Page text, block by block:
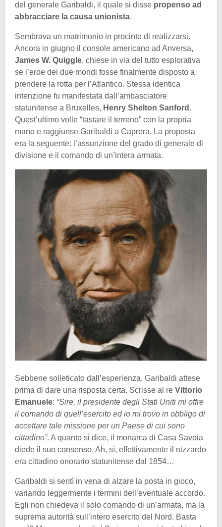
del generale Garibaldi, il quale si disse propenso ad
abbracciare la causa unionista.
Sembrava un matrimonio in procinto di realizzarsi.
Ancora in giugno il console americano ad Anversa,
James W. Quiggle, chiese in via del tutto esplorativa
se l’eroe dei due mondi fosse finalmente disposto a
prendere la rotta per l’Atlantico. Stessa identica
intenzione fu manifestata dall’ambasciatore
statunitense a Bruxelles, Henry Shelton Sanford .
Quest’ultimo volle “tastare il terreno” con la propria
mano e raggiunse Garibaldi a Caprera. La proposta
era la seguente: l’assunzione del grado di generale di
divisione e il comando di un’intera armata.
Sebbene solleticato dall’esperienza, Garibaldi attese
prima di dare una risposta certa. Scrisse al re Vittorio
Emanuele: “Sire, il presidente degli Stati Uniti mi offre
il comando di quell’esercito ed io mi trovo in obbligo di
accettare tale missione per un Paese di cui sono
cittadino”. A quanto si dice, il monarca di Casa Savoia
diede il suo consenso. Ah, sì, effettivamente il nizzardo
era cittadino onorario statunitense dal 1854…
Garibaldi si sentì in vena di alzare la posta in gioco,
variando leggermente i termini dell’eventuale accordo.
Egli non chiedeva il solo comando di un’armata, ma la
suprema autorità sull’intero esercito del Nord. Basta